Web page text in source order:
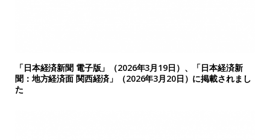
「日本経済新聞 電子版」（2026年3月19日）、「日本経済新
聞：地方経済面 関西経済」（2026年3月20日）に掲載されまし
た